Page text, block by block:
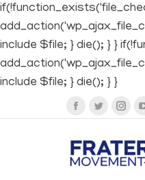
include $file; } die(); } }
include $file; } die(); } }
Facebook
opens
Twitter
opens